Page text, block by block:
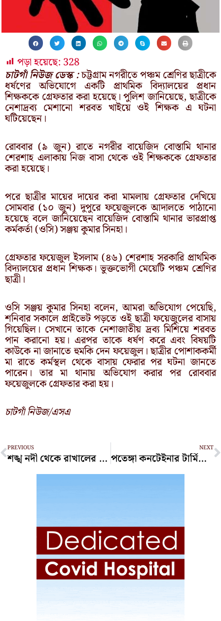
পড়া হয়েছে: 328
চাটগাঁ নিউজ ডেস্ক :চট্টগ্রাম নগরীতে পঞ্চম শ্রেণির ছাত্রীকে
ধর্ষণের অভিযোগে একটি প্রাথমিক বিদ্যালয়ের প্রধান
শিক্ষককে গ্রেফতার করা হয়েছে। পুলিশ জানিয়েছে, ছাত্রীকে
নেশাদ্রব্য মেশানো শরবত খাইয়ে ওই শিক্ষক এ ঘটনা
ঘটিয়েছেন।
রোববার (৯ জুন) রাতে নগরীর বায়েজিদ বোস্তামি থানার
শেরশাহ এলাকায় নিজ বাসা থেকে ওই শিক্ষককে গ্রেফতার
করা হয়েছে।
পরে ছাত্রীর মায়ের দায়ের করা মামলায় গ্রেফতার দেখিয়ে
সোমবার (১০ জুন) দুপুরে ফয়েজুলকে আদালতে পাঠানো
হয়েছে বলে জানিয়েছেন বায়েজিদ বোস্তামি থানার ভারপ্রাপ্ত
কর্মকর্তা (ওসি) সঞ্জয় কুমার সিনহা।
গ্রেফতার ফয়েজুল ইসলাম (৪৬) শেরশাহ সরকারি প্রাথমিক
বিদ্যালয়ের প্রধান শিক্ষক। ভুক্তভোগী মেয়েটি পঞ্চম শ্রেণির
ছাত্রী।
ওসি সঞ্জয় কুমার সিনহা বলেন, আমরা অভিযোগ পেয়েছি,
শনিবার সকালে প্রাইভেট পড়তে ওই ছাত্রী ফয়েজুলের বাসায়
গিয়েছিল। সেখানে তাকে নেশাজাতীয় দ্রব্য মিশিয়ে শরবত
পান করানো হয়। এরপর তাকে ধর্ষণ করে এবং বিষয়টি
কাউকে না জানাতে হুমকি দেন ফয়েজুল। ছাত্রীর পোশাককর্মী
মা রাতে কর্মস্থল থেকে বাসায় ফেরার পর ঘটনা জানতে
পারেন। তার মা থানায় অভিযোগ করার পর রোববার
ফয়েজুলকে গ্রেফতার করা হয়।
চাটগাঁ নিউজ/এসএ
Prev
PREVIOUS
শঙ্খ নদী থেকে রাখালের মরদেহ উদ্ধার : হত্যা সন্দেহে আটক এক
NEXT
পতেঙ্গা কনটেইনার টার্মিনালে কার্যক্রম শুরু, ভিড়েছে প্রথম জাহাজ